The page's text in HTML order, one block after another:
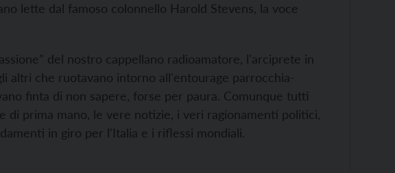
lette dal famoso colonnello Harold Stevens, la voce
del nostro cappellano radioamatore, l'arciprete in
altri che ruotavano intorno all'entourage parrocchia-
finta di non sapere, forse per paura. Comunque tutti
prima mano, le vere notizie, i veri ragionamenti politici,
in giro per l'Italia e i riflessi mondiali.